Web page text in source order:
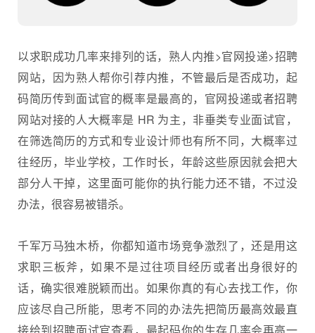
以求职成功几率来排列的话，熟人内推>官网投递>招聘
网站，因为熟人帮你引荐内推，不管最后是否成功，起
码简历传到面试官的概率是最高的，官网投递或者招聘
网站对接的人大概率是 HR 为主，非垂类专业面试官，
在筛选简历的方式和专业设计师也有所不同，大概率过
往经历，毕业学校，工作时长，年龄这些原因就会把大
部分人干掉，这里面可能你的执行能力还不错，不过没
办法，很容易被错杀。
千军万马独木桥，你都知道市场竞争激烈了，还是用这
求职三板斧，如果不是过往项目经历或者出身很好的
话，确实很难脱颖而出。如果你真的有心去找工作，你
应该尽自己所能，思考不同的办法先把简历最高效最直
接给到招聘面试官查看，最起码你的生存几率会再高一